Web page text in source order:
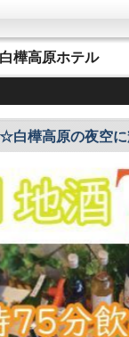
白樺高原ホテル
白樺高原の夜空